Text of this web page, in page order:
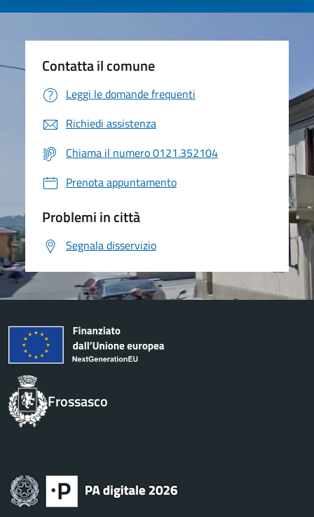
Contatta il comune
Leggi le domande frequenti
Richiedi assistenza
Chiama il numero 0121.352104
Prenota appuntamento
Problemi in città
Segnala disservizio
Frossasco